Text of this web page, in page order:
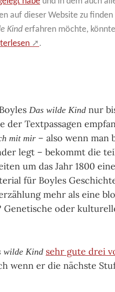
auf dieser Website zu finden
Kind erfahren möchte,
.
Das wilde Kind nur
der Textpassagen
mit mir – also wenn man
legt – bekommt die
um das Jahr 1800
für Boyles
mehr als eine
Genetische oder
wilde Kind sehr gute drei
wenn er die nächste